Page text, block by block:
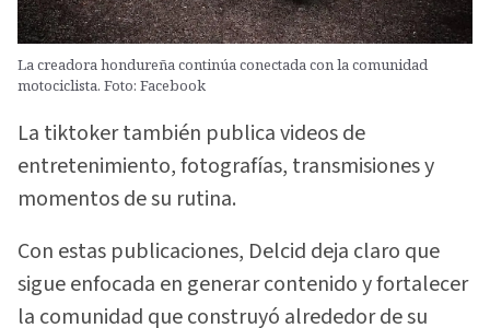
La creadora hondureña continúa conectada con la comunidad
motociclista. Foto: Facebook
La tiktoker también publica videos de
entretenimiento, fotografías, transmisiones y
momentos de su rutina.
Con estas publicaciones, Delcid deja claro que
sigue enfocada en generar contenido y fortalecer
la comunidad que construyó alrededor de su